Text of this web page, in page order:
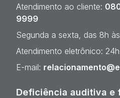
Atendimento ao cliente:
9999
Segunda a sexta, das 8h
Atendimento eletrônico: 24h
E-mail:
Deficiência auditiva e